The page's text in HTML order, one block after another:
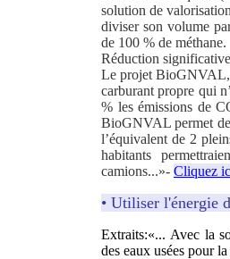
solution de
diviser son volume
de 100 % de méthane.
Réduction
Le projet BioGNVAL,
carburant propre qui
% les émissions de
BioGNVAL permet
l’équivalent de 2
habitants
camions...»- Cliquez
• Utiliser l'énergie
Extraits:«... Avec la
des eaux usées pour